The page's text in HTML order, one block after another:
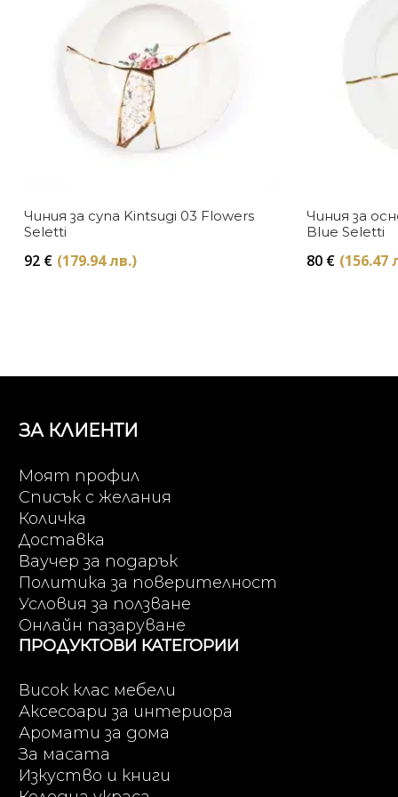
Чиния за супа Kintsugi 03 Flowers
Seletti
92 € (179.94 лв.)
Чиния за
Blue Seletti
80 € (156.47
ЗА КЛИЕНТИ
Моят профил
Списък с желания
Количка
Доставка
Ваучер за подарък
Политика за поверителност
Условия за ползване
Онлайн пазаруване
ПРОДУКТОВИ КАТЕГОРИИ
Висок клас мебели
Аксесоари за интериора
Аромати за дома
За масата
Изкуство и книги